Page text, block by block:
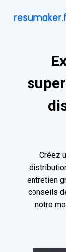
Créez
entretien
conseils
notre